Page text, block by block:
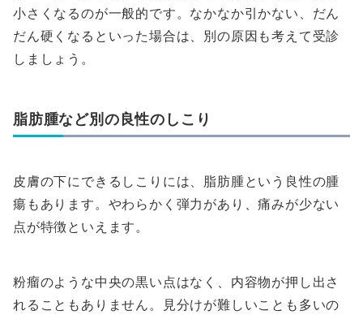
小さくなるのが一般的です。なかなか引かない、だん
だん硬くなるといった場合は、別の原因も考えて受診
しましょう。
脂肪腫など別の良性のしこり
皮膚の下にできるしこりには、脂肪腫という良性の腫
瘍もあります。やわらかく弾力があり、痛みが少ない
点が特徴といえます。
粉瘤のような中央の黒い点はなく、内容物が押し出さ
れることもありません。見分けが難しいことも多いの